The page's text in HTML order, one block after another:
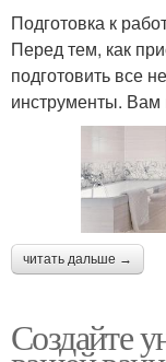
Подготовка к
Перед тем, как
подготовить все
инструменты. Вам
читать дальше →
Создайте